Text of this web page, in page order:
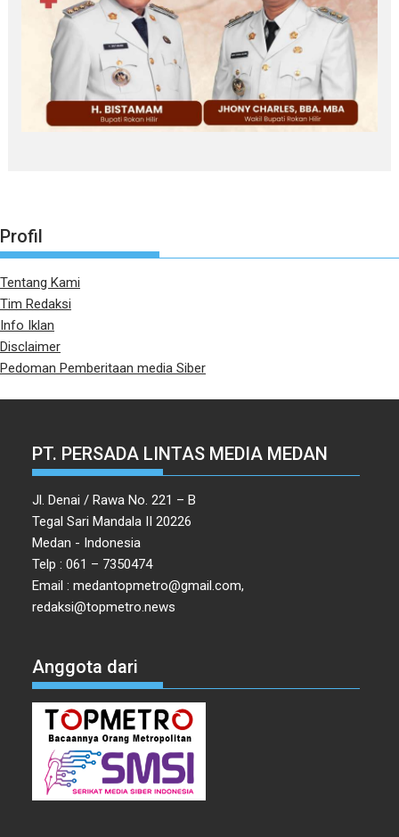
Profil
Tentang Kami
Tim Redaksi
Info Iklan
Disclaimer
Pedoman Pemberitaan media Siber
PT. PERSADA LINTAS MEDIA MEDAN
Jl. Denai / Rawa No. 221 – B
Tegal Sari Mandala II 20226
Medan - Indonesia
Telp : 061 – 7350474
Email : medantopmetro@gmail.com,
redaksi@topmetro.news
Anggota dari